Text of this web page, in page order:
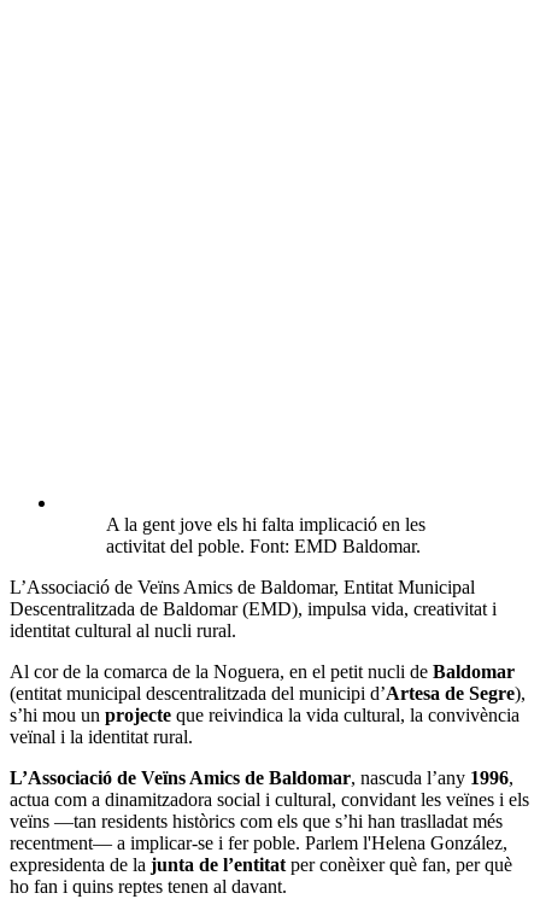
A la gent jove els hi falta implicació en les
activitat del poble. Font: EMD Baldomar.
L’Associació de Veïns Amics de Baldomar, Entitat Municipal
Descentralitzada de Baldomar (EMD), impulsa vida, creativitat i
identitat cultural al nucli rural.
Al cor de la comarca de la Noguera, en el petit nucli de Baldomar
(entitat municipal descentralitzada del municipi d’Artesa de Segre),
s’hi mou un projecte que reivindica la vida cultural, la convivència
veïnal i la identitat rural.
L’Associació de Veïns Amics de Baldomar, nascuda l’any 1996,
actua com a dinamitzadora social i cultural, convidant les veïnes i els
veïns —tan residents històrics com els que s’hi han traslladat més
recentment— a implicar-se i fer poble. Parlem l'Helena González,
expresidenta de la junta de l’entitatper conèixer què fan, per què
ho fan i quins reptes tenen al davant.